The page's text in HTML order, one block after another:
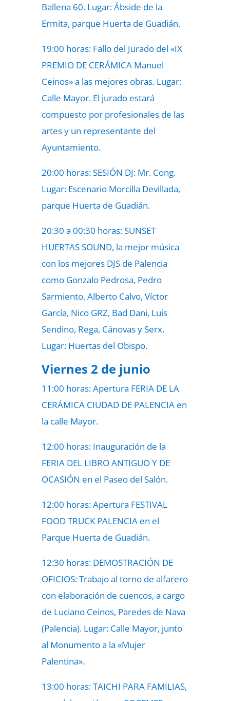
Ballena 60. Lugar: Ábside de la
Ermita, parque Huerta de Guadián.
19:00 horas: Fallo del Jurado del «IX
PREMIO DE CERÁMICA Manuel
Ceinos» a las mejores obras. Lugar:
Calle Mayor. El jurado estará
compuesto por profesionales de las
artes y un representante del
Ayuntamiento.
20:00 horas: SESIÓN DJ: Mr. Cong.
Lugar: Escenario Morcilla Devillada,
parque Huerta de Guadián.
20:30 a 00:30 horas: SUNSET
HUERTAS SOUND, la mejor música
con los mejores DJS de Palencia
como Gonzalo Pedrosa, Pedro
Sarmiento, Alberto Calvo, Víctor
García, Nico GRZ, Bad Dani, Luis
Sendino, Rega, Cánovas y Serx.
Lugar: Huertas del Obispo.
Viernes 2 de junio
11:00 horas: Apertura FERIA DE LA
CERÁMICA CIUDAD DE PALENCIA en
la calle Mayor.
12:00 horas: Inauguración de la
FERIA DEL LIBRO ANTIGUO Y DE
OCASIÓN en el Paseo del Salón.
12:00 horas: Apertura FESTIVAL
FOOD TRUCK PALENCIA en el
Parque Huerta de Guadián.
12:30 horas: DEMOSTRACIÓN DE
OFICIOS: Trabajo al torno de alfarero
con elaboración de cuencos, a cargo
de Luciano Ceinos, Paredes de Nava
(Palencia). Lugar: Calle Mayor, junto
al Monumento a la «Mujer
Palentina».
13:00 horas: TAICHI PARA FAMILIAS,